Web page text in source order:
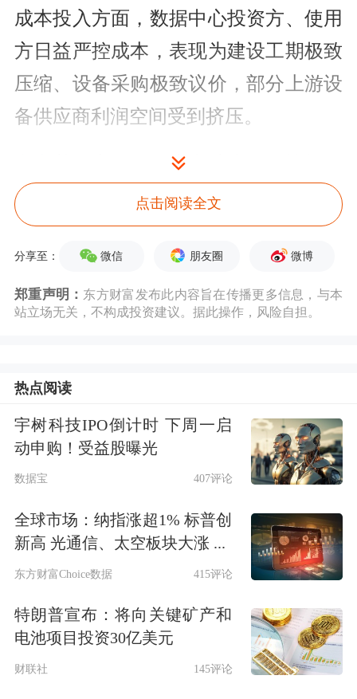
成本投入方面，数据中心投资方、使用
方日益严控成本，表现为建设工期极致
压缩、设备采购极致议价，部分上游设
备供应商利润空间受到挤压。
获取方面，绿电占比和PUE等能效
指标要求抬高、监管趋严，数据中心如
何在经济性和减碳红线之间达成平衡，
是企业投研的关键考量；
趋势研判方面，为满足通用大模型训练
此外，针对“算电协同”，朱敏表示目前
仍在起步探索阶段，无论绿电交易还是
绿电直连，在产业实践中仍然存在诸多
待破解的瓶颈。
土
数据中心建设，在人工智能掀起资本开
点击阅读全文
分享至： 微信 朋友圈 微博
郑重声明： 东方财富发布此内容旨在传播更多信息，与本
站立场无关，不构成投资建议。据此操作，风险自担。
热点阅读
宇树科技IPO倒计时 下周一启
动申购！受益股曝光
数据宝 407评论
全球市场：纳指涨超1% 标普创
新高 光通信、太空板块大涨 ...
东方财富Choice数据 415评论
特朗普宣布：将向关键矿产和
电池项目投资30亿美元
财联社 145评论